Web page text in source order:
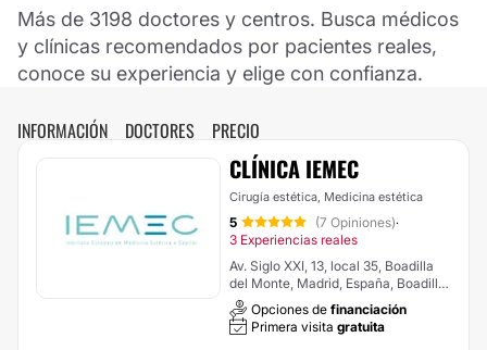
Más de 3198 doctores y centros. Busca médicos
y clínicas recomendados por pacientes reales,
conoce su experiencia y elige con confianza.
INFORMACIÓN DOCTORES PRECIO
CLÍNICA IEMEC
Cirugía estética, Medicina estética
5 (7 Opiniones)·
3 Experiencias reales
Av. Siglo XXI, 13, local 35, Boadilla
del Monte, Madrid, España, Boadilla
del Monte
Opciones de financiación
Primera visita gratuita